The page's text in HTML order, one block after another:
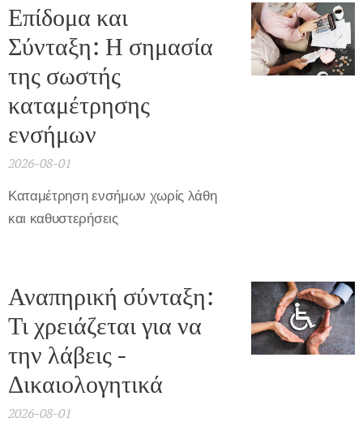
Επίδομα και
Σύνταξη: Η σημασία
της σωστής
καταμέτρησης
ενσήμων
2026-08-01
Καταμέτρηση ενσήμων χωρίς λάθη
και καθυστερήσεις
Αναπηρική σύνταξη:
Τι χρειάζεται για να
την λάβεις -
Δικαιολογητικά
2026-08-01